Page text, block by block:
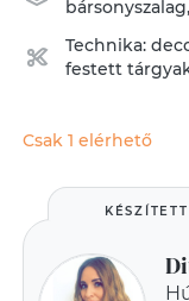
bársonyszalag
Technika:
festett
Csak 1 elérhető